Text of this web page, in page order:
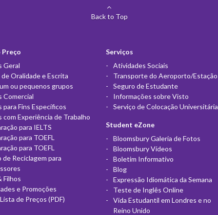
Back to Top
Preço
Geral
de Oralidade e Escrita
ou pequenos grupos
Comercial
para Fins Específicos
com Experiência de Trabalho
para IELTS
para TOEFL
para TOEFL
de Reciclagem para
Filhos
e Promoções
de Preços (PDF)
Serviços
Atividades Sociais
Transporte do Aeroporto/Estação
Seguro de Estudante
Informações sobre Visto
Serviço de Colocação Universitária
Student eZone
Bloomsbury Galeria de Fotos
Bloomsbury Vídeos
Boletim Informativo
Blog
Expressão Idiomática da Semana
Teste de Inglês Online
Vida Estudantil em Londres e no
Reino Unido